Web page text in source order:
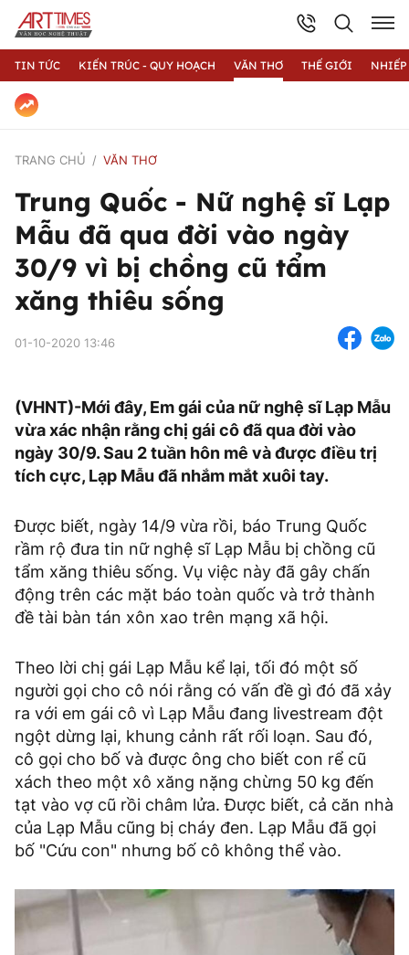
TIN TỨC KIẾN TRÚC - QUY HOẠCH VĂN THƠ THẾ GIỚI
TRANG CHỦ VĂN THƠ
Trung Quốc - Nữ nghệ sĩ Lạp
Mẫu đã qua đời vào ngày
30/9 vì bị chồng cũ tẩm
xăng thiêu sống
01-10-2020 13:46
(VHNT)-Mới đây, Em gái của nữ nghệ sĩ Lạp Mẫu
vừa xác nhận rằng chị gái cô đã qua đời vào
ngày 30/9. Sau 2 tuần hôn mê và được điều trị
tích cực, Lạp Mẫu đã nhắm mắt xuôi tay.
Được biết, ngày 14/9 vừa rồi, báo Trung Quốc
rầm rộ đưa tin nữ nghệ sĩ Lạp Mẫu bị chồng cũ
tẩm xăng thiêu sống. Vụ việc này đã gây chấn
động trên các mặt báo toàn quốc và trở thành
đề tài bàn tán xôn xao trên mạng xã hội.
Theo lời chị gái Lạp Mẫu kể lại, tối đó một số
người gọi cho cô nói rằng có vấn đề gì đó đã xảy
ra với em gái cô vì Lạp Mẫu đang livestream đột
ngột dừng lại, khung cảnh rất rối loạn. Sau đó,
cô gọi cho bố và được ông cho biết con rể cũ
xách theo một xô xăng nặng chừng 50 kg đến
tạt vào vợ cũ rồi châm lửa. Được biết, cả căn nhà
của Lạp Mẫu cũng bị cháy đen. Lạp Mẫu đã gọi
bố "Cứu con" nhưng bố cô không thể vào.